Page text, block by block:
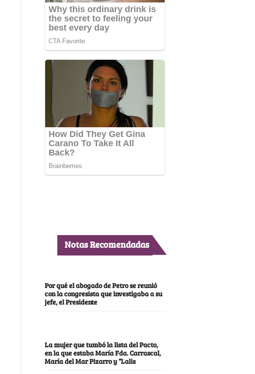
Notas Recomendadas
Por qué el abogado de Petro se reunió
con la congresista que investigaba a su
jefe, el Presidente
La mujer que tumbó la lista del Pacto,
en la que estaba María Fda. Carrascal,
María del Mar Pizarro y “Lalis